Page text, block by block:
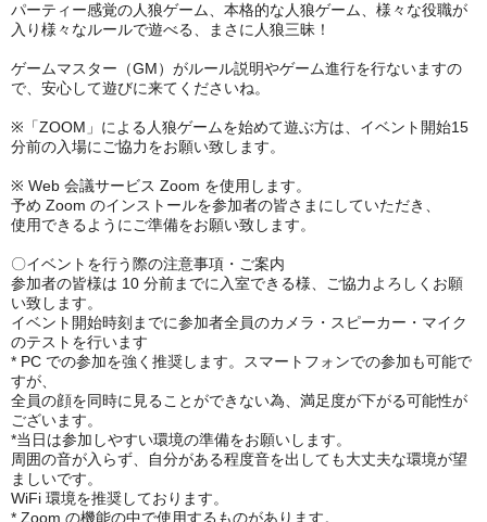
パーティー感覚の人狼ゲーム、本格的な人狼ゲーム、様々な役職が
入り様々なルールで遊べる、まさに人狼三昧！
ゲームマスター（GM）がルール説明やゲーム進行を行ないますの
で、安心して遊びに来てくださいね。
※「ZOOM」による人狼ゲームを始めて遊ぶ方は、イベント開始15
分前の入場にご協力をお願い致します。
※ Web 会議サービス Zoom を使用します。
予め Zoom のインストールを参加者の皆さまにしていただき、
使用できるようにご準備をお願い致します。
〇イベントを行う際の注意事項・ご案内
参加者の皆様は 10 分前までに入室できる様、ご協力よろしくお願
い致します。
イベント開始時刻までに参加者全員のカメラ・スピーカー・マイク
のテストを行います
* PC での参加を強く推奨します。スマートフォンでの参加も可能で
すが、
全員の顔を同時に見ることができない為、満足度が下がる可能性が
ございます。
*当日は参加しやすい環境の準備をお願いします。
周囲の音が入らず、自分がある程度音を出しても大丈夫な環境が望
ましいです。
WiFi 環境を推奨しております。
* Zoom の機能の中で使用するものがあります。